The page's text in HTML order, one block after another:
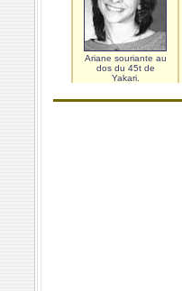
Ariane souriante au
dos du 45t de
Yakari.